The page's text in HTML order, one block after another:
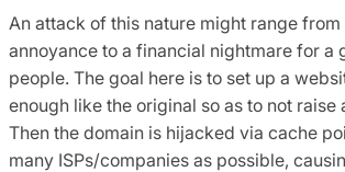
An attack of this nature might range
annoyance to a financial nightmare for a
people. The goal here is to set up a
enough like the original so as to not raise
Then the domain is hijacked via cache
many ISPs/companies as possible,